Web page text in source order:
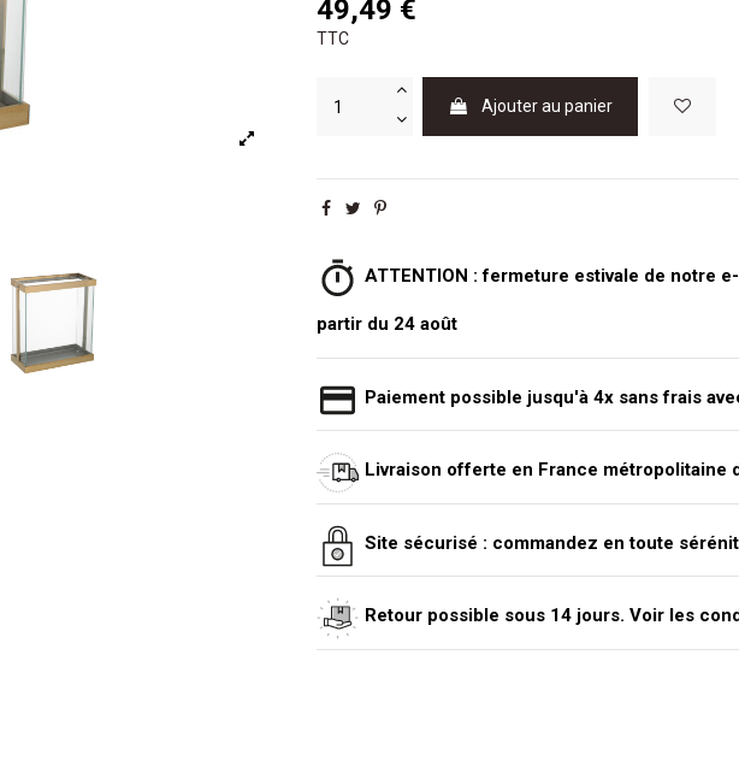
49,49 €
TTC
Ajouter au panier
ATTENTION : fermeture estivale de notre
partir du 24 août
Paiement possible jusqu'à 4x sans frais
Livraison offerte en France métropolitaine
Site sécurisé : commandez en toute
Retour possible sous 14 jours. Voir les